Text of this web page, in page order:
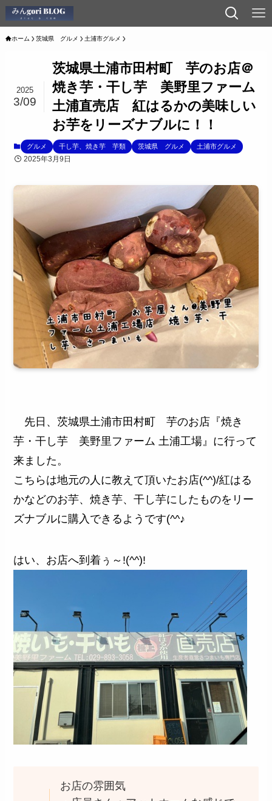
ホーム 茨城県 グルメ 土浦市グルメ
茨城県土浦市田村町 芋のお店＠
焼き芋・干し芋 美野里ファーム
土浦直売店 紅はるかの美味しい
お芋をリーズナブルに！！
2025
3/09
グルメ 干し芋、焼き芋 芋類 茨城県 グルメ 土浦市グルメ
2025年3月9日
先日、茨城県土浦市田村町 芋のお店『焼き
芋・干し芋 美野里ファーム 土浦工場』に行って
来ました。
こちらは地元の人に教えて頂いたお店(^^)/紅はる
かなどのお芋、焼き芋、干し芋にしたものをリー
ズナブルに購入できるようです(^^♪
はい、お店へ到着ぅ～!(^^)!
お店の雰囲気